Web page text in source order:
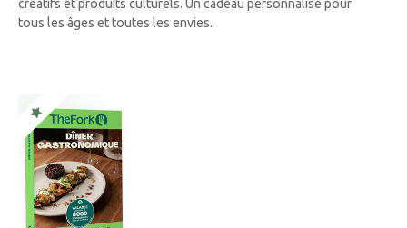
créatifs et produits culturels. Un cadeau personnalisé pour
tous les âges et toutes les envies.